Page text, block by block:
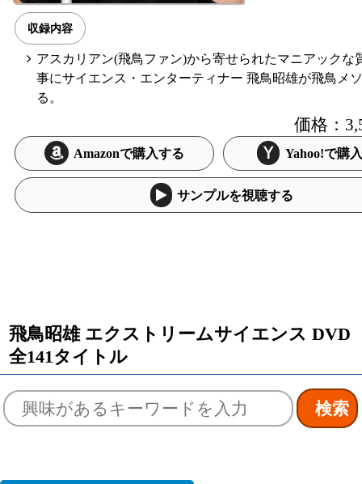
収録内容
アスカリアン(飛鳥ファン)から寄せられたマニアックな
事にサイエンス・エンターティナー 飛鳥昭雄が飛鳥メ
る。
価格：
Amazonで購入する Yahoo!で購
サンプルを視聴する
飛鳥昭雄 エクストリームサイエンス DVD
全141タイトル